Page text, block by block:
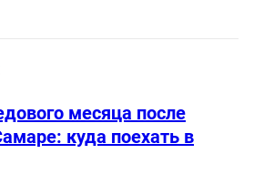
месяца после
куда поехать в